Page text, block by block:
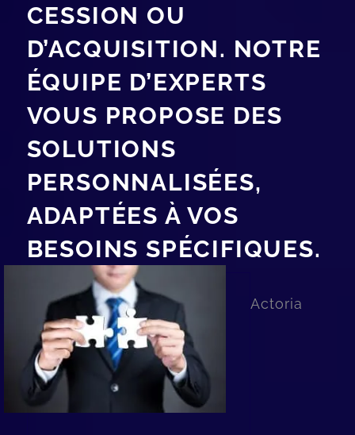
CESSION OU
D’ACQUISITION. NOTRE
ÉQUIPE D’EXPERTS
VOUS PROPOSE DES
SOLUTIONS
PERSONNALISÉES,
ADAPTÉES À VOS
BESOINS SPÉCIFIQUES.
Actoria